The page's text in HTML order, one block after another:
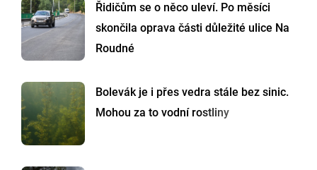
Řidičům se o něco uleví. Po měsíci
skončila oprava části důležité ulice Na
Roudné
Bolevák je i přes vedra stále bez sinic.
Mohou za to vodní rostliny